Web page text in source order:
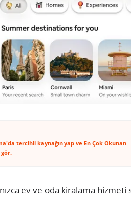
tercihli kaynağın yap ve En Çok Okunan
ev ve oda kiralama